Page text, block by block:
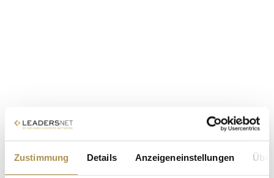
Zustimmung Details Anzeigeneinstellungen